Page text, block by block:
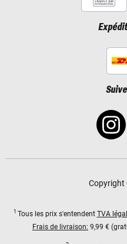
Copyright
1 Tous les prix s'entendent TVA
Frais de livraison: 9,99 €